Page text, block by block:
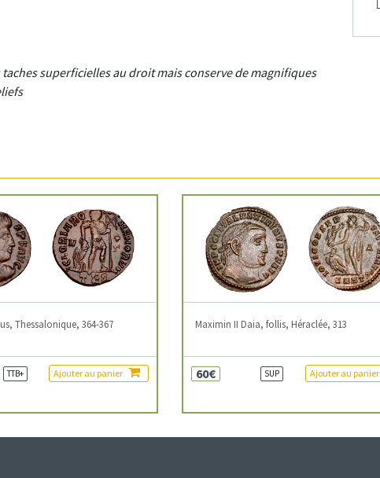
superficielles au droit mais conserve de magnifiques
Thessalonique, 364-367
TTB+ Ajouter au panier
Maximin II Daia, follis, Héraclée, 313
60€ SUP Ajouter au panier